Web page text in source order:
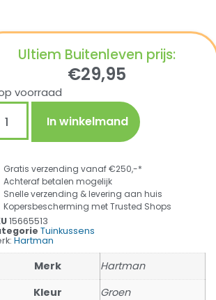
Ultiem Buitenleven prijs:
€29,95
voorraad
In winkelmand
Gratis verzending vanaf €250,-*
Achteraf betalen mogelijk
Snelle verzending & levering aan huis
Kopersbescherming met Trusted Shops
15665513
Tuinkussens
Hartman
Merk
Hartman
Kleur
Groen